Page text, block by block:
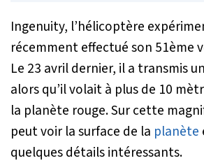
Ingenuity, l’hélicoptère
récemment effectué son 51ème
Le 23 avril dernier, il a transmis
alors qu’il volait à plus de 10
la planète rouge. Sur cette
peut voir la surface de la planète
quelques détails intéressants.